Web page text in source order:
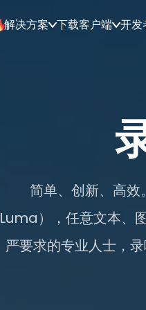
解决方案 下载客户端 开发
简单、创新、高
Luma），任意文本、
严要求的专业人士，